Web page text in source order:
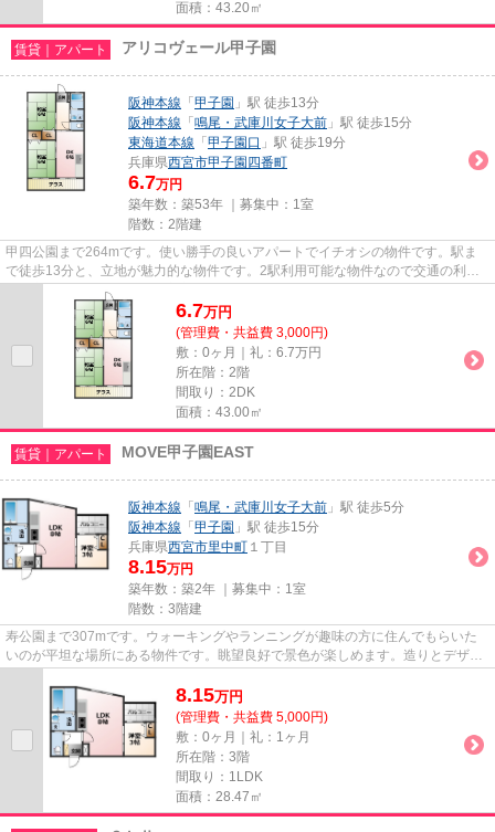
面積：43.20㎡
賃貸｜アパート アリコヴェール甲子園
阪神本線 「 甲子園 」駅 徒歩13分
阪神本線 「 鳴尾・武庫川女子大前 」駅 徒歩15分
東海道本線 「 甲子園口 」駅 徒歩19分
兵庫県西宮市甲子園四番町
6.7万円
築年数：築53年 ｜募集中： 1室
階数：2階建
甲四公園まで264mです。使い勝手の良いアパートでイチオシの物件です。駅ま
で徒歩13分と、立地が魅力的な物件です。2駅利用可能な物件なので交通の利便
性が良いのが魅力です。西宮市エ...
6.7万円
(管理費・共益費 3,000円)
敷：0ヶ月｜礼：6.7万円
所在階：2階
間取り：2DK
面積：43.00㎡
賃貸｜アパート MOVE甲子園EAST
阪神本線 「 鳴尾・武庫川女子大前 」駅 徒歩5分
阪神本線 「 甲子園 」駅 徒歩15分
兵庫県西宮市里中町 １丁目
8.15万円
築年数：築2年 ｜募集中： 1室
階数：3階建
寿公園まで307mです。ウォーキングやランニングが趣味の方に住んでもらいた
いのが平坦な場所にある物件です。眺望良好で景色が楽しめます。造りとデザイ
8.15万円
(管理費・共益費 5,000円)
敷：0ヶ月｜礼：1ヶ月
所在階：3階
間取り：1LDK
面積：28.47㎡